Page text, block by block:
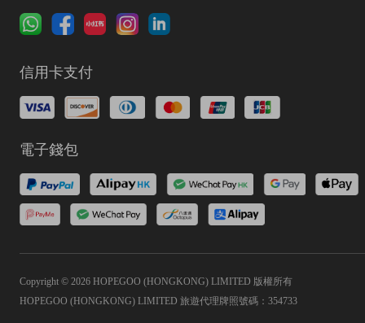
信用卡支付
電子錢包
Copyright © 2026 HOPEGOO (HONGKONG) LIMITED 版權所有
HOPEGOO (HONGKONG) LIMITED 旅遊代理牌照號碼：354733